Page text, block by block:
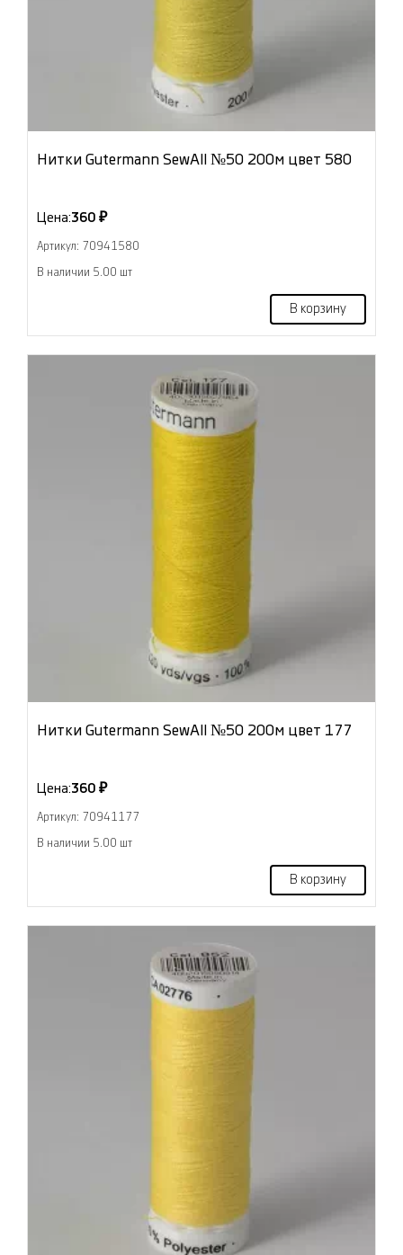
Нитки Gutermann SewAll №50 200м цвет 580
Цена:360 ₽
Артикул: 70941580
В наличии 5.00 шт
В корзину
Нитки Gutermann SewAll №50 200м цвет 177
Цена:360 ₽
Артикул: 70941177
В наличии 5.00 шт
В корзину